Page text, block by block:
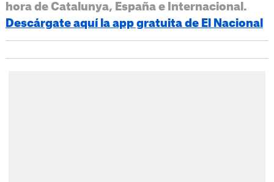
hora de Catalunya, España e Internacional.
Descárgate aquí la app gratuita de El Nacional